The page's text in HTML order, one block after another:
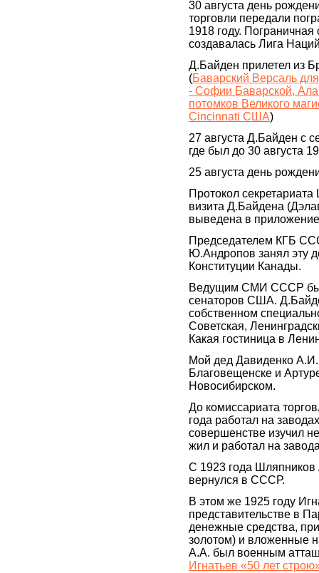
30 августа день
торговли передали
1918 году.
создавалась Лига
Д.Байден прилетел из
(Баварский Версаль
- Софии Баварской,
потомков Великого
Cincinnati США)
27 августа Д.Байден с
где был до 30 августа
25 августа день
Протокол
визита Д.Байдена
выведена в
Председателем КГБ
Ю.Андропов занял эту
Конституции Канады.
Ведущим СМИ СССР
сенаторов США.
собственном
Советская,
Какая гостиница в
Мой дед Давиденко
Благовещенске и
Новосибирском.
До комиссариата
года работал на
совершенстве изучил
жил и работал на
С 1923 года Шляпников
вернулся в СССР.
В этом же 1925 году
представительстве в
денежные средства,
золотом) и вложенные
А.А. был военным
Игнатьев «50 лет